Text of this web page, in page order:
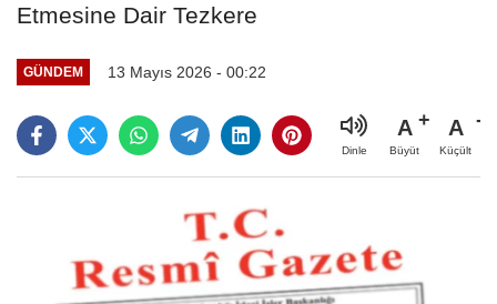
Etmesine Dair Tezkere
GÜNDEM 13 Mayıs 2026 - 00:22
Dinle
A
Büyüt
A
Küçült